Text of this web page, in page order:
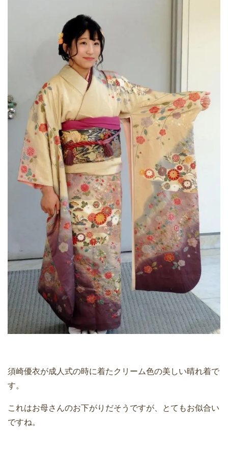
須崎優衣が成人式の時に着たクリーム色の美しい晴れ着で
す。
これはお母さんのお下がりだそうですが、とてもお似合い
ですね。